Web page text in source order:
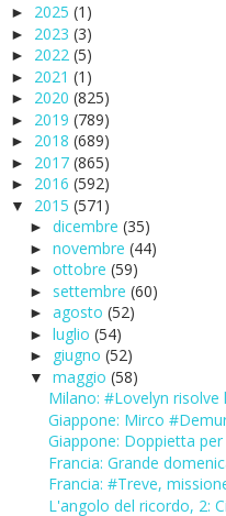
► 2025 (1)
► 2023 (3)
► 2022 (5)
► 2021 (1)
► 2020 (825)
► 2019 (789)
► 2018 (689)
► 2017 (865)
► 2016 (592)
▼ 2015 (571)
► dicembre (35)
► novembre (44)
► ottobre (59)
► settembre (60)
► agosto (52)
► luglio (54)
► giugno (52)
▼ maggio (58)
Milano: #Lovelyn
Giappone: Mirco
Giappone: Doppietta
Francia: Grande
Francia: #Treve,
L'angolo del ricordo, 2: